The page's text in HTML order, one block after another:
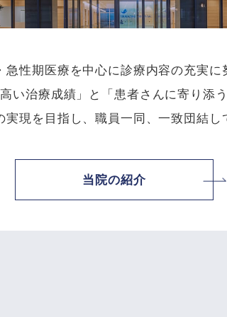
急性期医療を中心に診療内容の充実に
い治療成績」と「患者さんに寄り添う
現を目指し、職員一同、一致団結し
当院の紹介